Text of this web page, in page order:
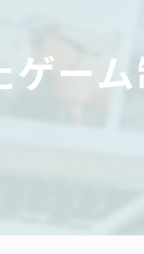
動画編集
ー